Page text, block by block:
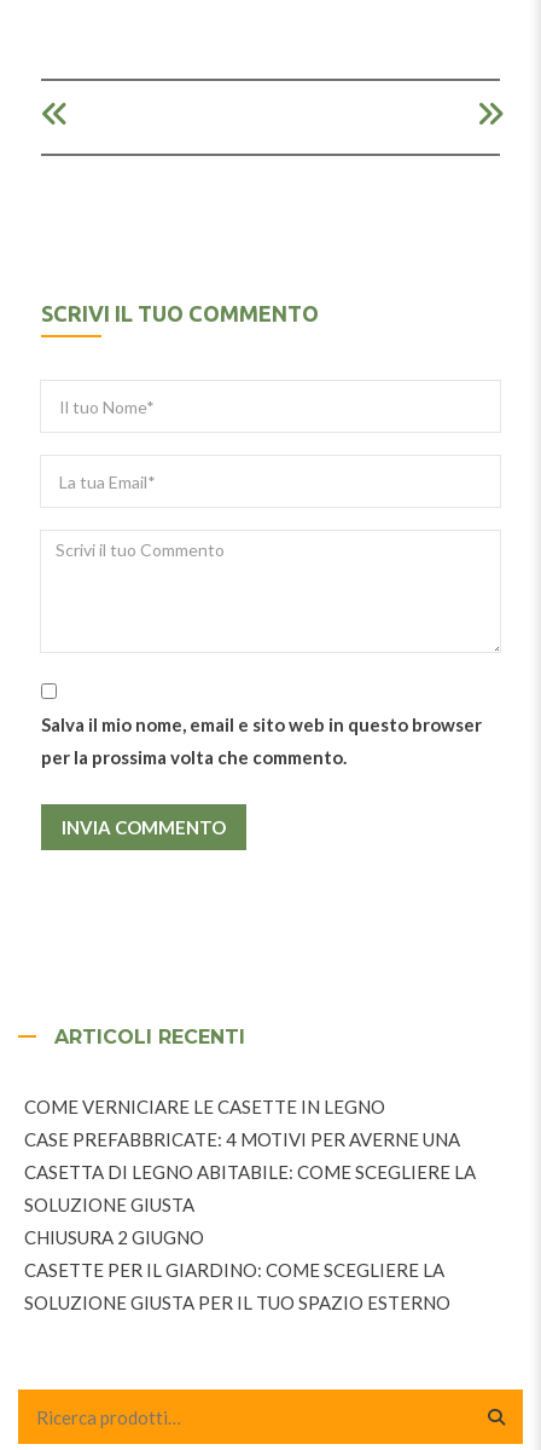
SCRIVI IL TUO COMMENTO
Salva il mio nome, email e sito web in questo browser
per la prossima volta che commento.
ARTICOLI RECENTI
COME VERNICIARE LE CASETTE IN LEGNO
CASE PREFABBRICATE: 4 MOTIVI PER AVERNE UNA
CASETTA DI LEGNO ABITABILE: COME SCEGLIERE LA
SOLUZIONE GIUSTA
CHIUSURA 2 GIUGNO
CASETTE PER IL GIARDINO: COME SCEGLIERE LA
SOLUZIONE GIUSTA PER IL TUO SPAZIO ESTERNO